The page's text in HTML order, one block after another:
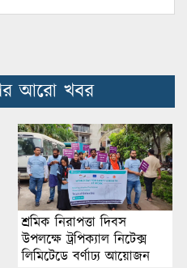
আরো খবর
শ্রমিক নিরাপত্তা দিবস
উপলক্ষে ট্রপিক্যাল নিটেক্স
লিমিটেডে বর্ণাঢ্য আয়োজন